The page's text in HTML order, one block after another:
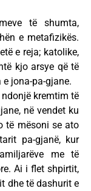
të shumta,
e metafizikës.
e reja; katolike,
kjo arsye që të
jona-pa-gjane.
ndonjë kremtim të
në vendet ku
të mësoni se ato
pa-gjanë, kur
me të
Ai i flet shpirtit,
dhe të dashurit e